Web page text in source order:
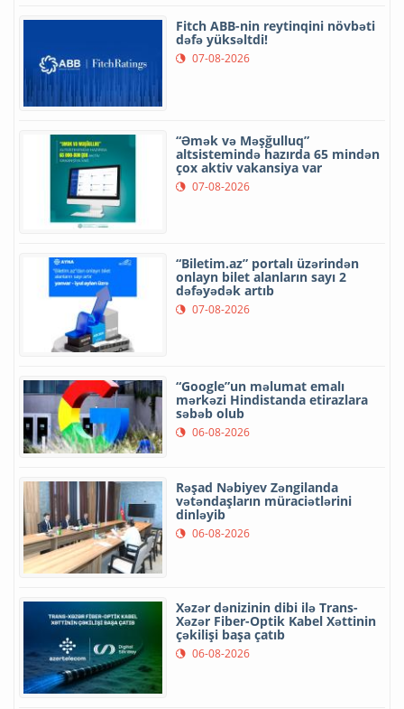
Fitch ABB-nin reytinqini növbəti
dəfə yüksəltdi!
07-08-2026
“Əmək və Məşğulluq”
altsistemində hazırda 65 mindən
çox aktiv vakansiya var
07-08-2026
“Biletim.az” portalı üzərindən
onlayn bilet alanların sayı 2
dəfəyədək artıb
07-08-2026
“Google”un məlumat emalı
mərkəzi Hindistanda etirazlara
səbəb olub
06-08-2026
Rəşad Nəbiyev Zəngilanda
vətəndaşların müraciətlərini
dinləyib
06-08-2026
Xəzər dənizinin dibi ilə Trans-
Xəzər Fiber-Optik Kabel Xəttinin
çəkilişi başa çatıb
06-08-2026